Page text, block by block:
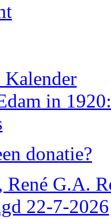
in
donatie?
G.A.
22-7-2026